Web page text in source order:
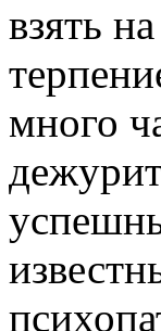
взять
много